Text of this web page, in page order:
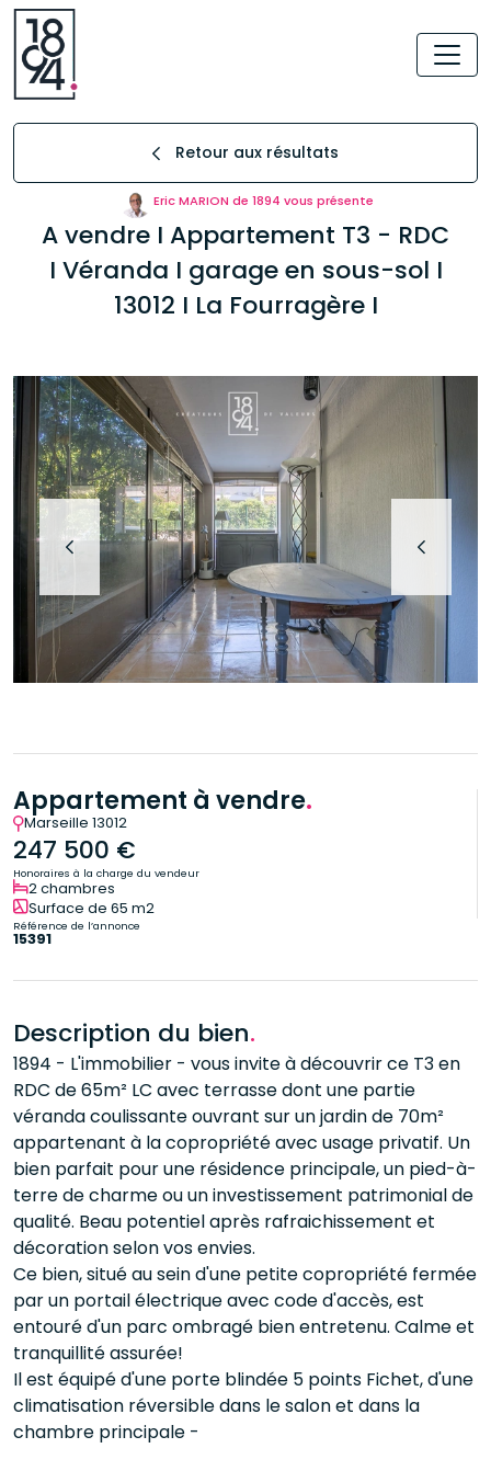
Retour aux résultats
Eric MARION de 1894 vous présente
A vendre I Appartement T3 - RDC
I Véranda I garage en sous-sol I
13012 I La Fourragère I
Appartement à vendre.
Marseille 13012
247 500 €
Honoraires à la charge du vendeur
2 chambres
Surface de 65 m2
Référence de l’annonce
15391
Description du bien.
1894 - L'immobilier - vous invite à découvrir ce T3 en
RDC de 65m² LC avec terrasse dont une partie
véranda coulissante ouvrant sur un jardin de 70m²
appartenant à la copropriété avec usage privatif. Un
bien parfait pour une résidence principale, un pied-à-
terre de charme ou un investissement patrimonial de
qualité. Beau potentiel après rafraichissement et
décoration selon vos envies.
Ce bien, situé au sein d'une petite copropriété fermée
par un portail électrique avec code d'accès, est
entouré d'un parc ombragé bien entretenu. Calme et
tranquillité assurée!
Il est équipé d'une porte blindée 5 points Fichet, d'une
climatisation réversible dans le salon et dans la
chambre principale -